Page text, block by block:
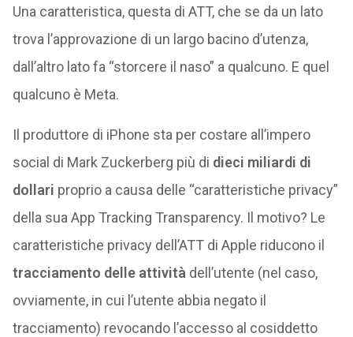
Una caratteristica, questa di ATT, che se da un lato
trova l’approvazione di un largo bacino d’utenza,
dall’altro lato fa “storcere il naso” a qualcuno. E quel
qualcuno è Meta.
Il produttore di iPhone sta per costare all’impero
social di Mark Zuckerberg più di dieci miliardi di
dollari proprio a causa delle “caratteristiche privacy”
della sua App Tracking Transparency. Il motivo? Le
caratteristiche privacy dell’ATT di Apple riducono il
tracciamento delle attività dell’utente (nel caso,
ovviamente, in cui l’utente abbia negato il
tracciamento) revocando l’accesso al cosiddetto